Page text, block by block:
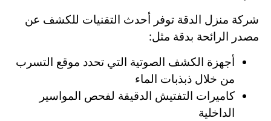
شركة منزل الدقة توفر أحدث التقنيات للكشف عن
مصدر الرائحة بدقة مثل:
أجهزة الكشف الصوتية التي تحدد موقع التسرب
من خلال ذبذبات الماء
كاميرات التفتيش الدقيقة لفحص المواسير
الداخلية